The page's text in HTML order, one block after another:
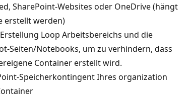
SharePoint-Websites oder OneDrive (hängt
erstellt werden)
Loop Arbeitsbereichs und die
Seiten/Notebooks, um zu verhindern, dass
Container erstellt wird.
Speicherkontingent Ihres organization